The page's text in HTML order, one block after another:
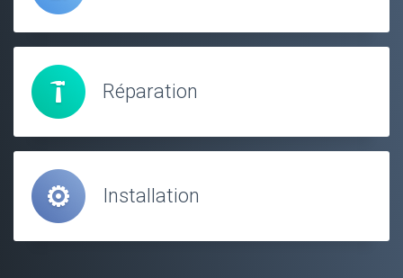
Réparation
Installation